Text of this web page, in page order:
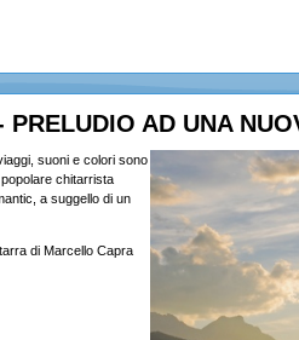
AD UNA
suoni e colori sono
chitarrista
a suggello di un
di Marcello Capra